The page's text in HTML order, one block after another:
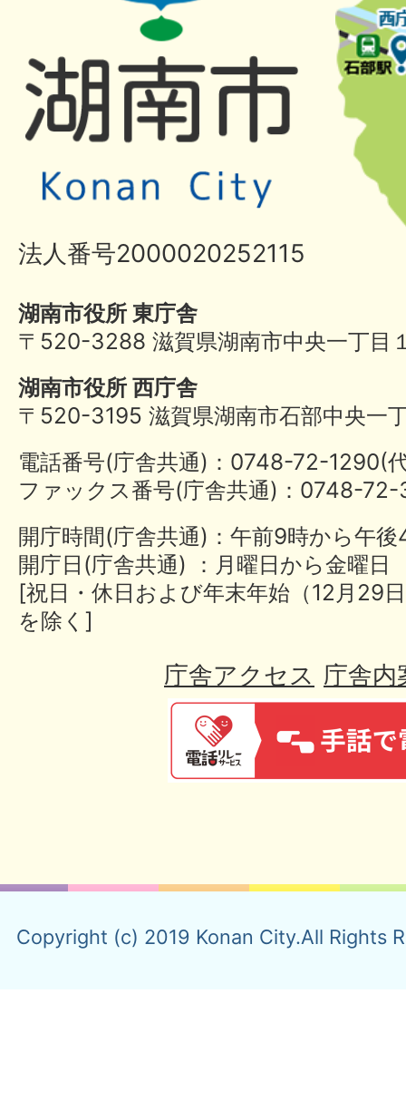
法人番号2000020252115
湖南市役所 東庁舎
〒520-3288 滋賀県湖南市中央一丁目
湖南市役所 西庁舎
〒520-3195 滋賀県湖南市石部中央一
電話番号(庁舎共通)：0748-72-
ファックス番号(庁舎共通)：0748-
開庁時間(庁舎共通)：午前9時から午
開庁日(庁舎共通) ：月曜日から金曜日
[祝日・休日および年末年始（12月29
を除く]
庁舎アクセス 庁舎内
Copyright (c) 2019 Konan City.All Rights